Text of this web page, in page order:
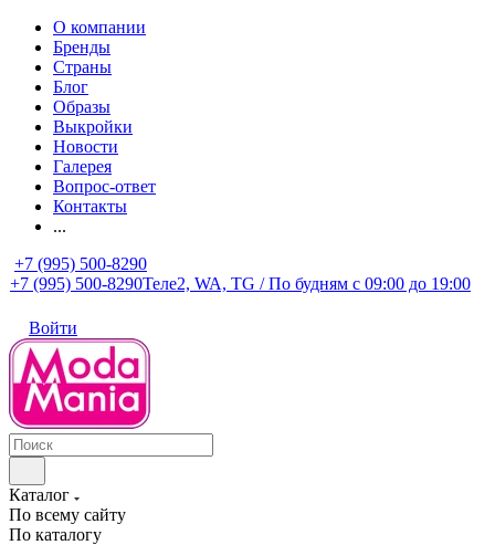
О компании
Бренды
Страны
Блог
Образы
Выкройки
Новости
Галерея
Вопрос-ответ
Контакты
...
+7 (995) 500-8290
+7 (995) 500-8290Теле2, WA, TG / По будням c 09:00 до 19:00
Войти
Каталог
По всему сайту
По каталогу